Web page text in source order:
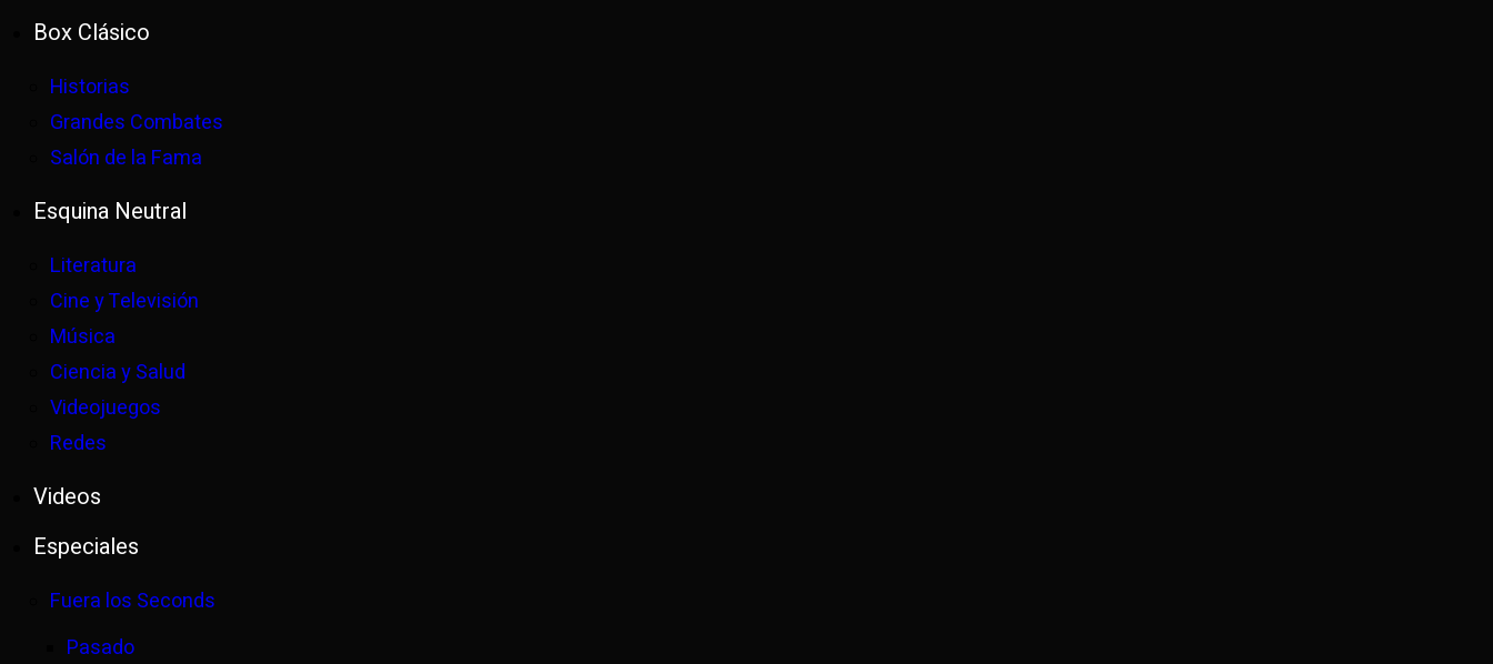
Box Clásico
Historias
Grandes Combates
Salón de la Fama
Esquina Neutral
Literatura
Cine y Televisión
Música
Ciencia y Salud
Videojuegos
Redes
Videos
Especiales
Fuera los Seconds
Pasado